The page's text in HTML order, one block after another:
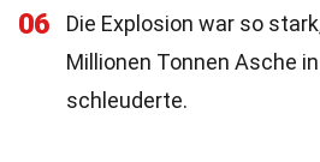
06
Die Explosion war so
Millionen Tonnen Asche
schleuderte.